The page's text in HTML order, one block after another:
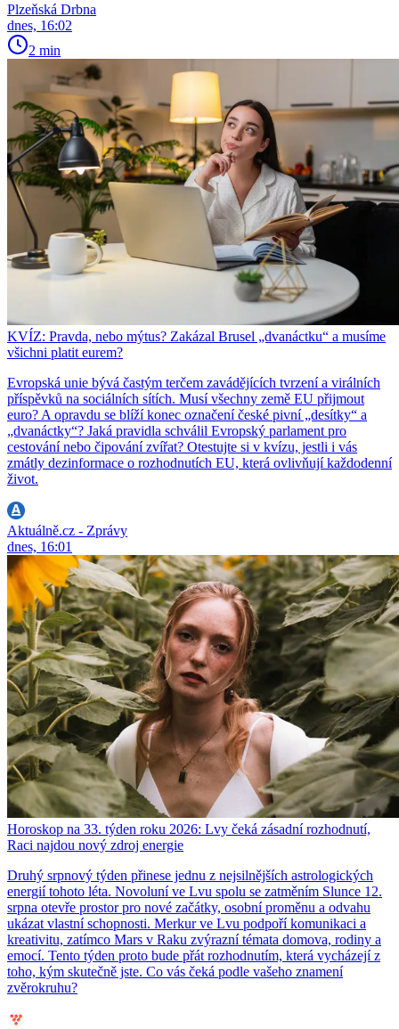
Plzeňská Drbna
dnes, 16:02
2 min
KVÍZ: Pravda, nebo mýtus? Zakázal Brusel „dvanáctku“ a musíme
všichni platit eurem?
Evropská unie bývá častým terčem zavádějících tvrzení a virálních
příspěvků na sociálních sítích. Musí všechny země EU přijmout
euro? A opravdu se blíží konec označení české pivní „desítky“ a
„dvanáctky“? Jaká pravidla schválil Evropský parlament pro
cestování nebo čipování zvířat? Otestujte si v kvízu, jestli i vás
zmátly dezinformace o rozhodnutích EU, která ovlivňují každodenní
život.
Aktuálně.cz - Zprávy
dnes, 16:01
Horoskop na 33. týden roku 2026: Lvy čeká zásadní rozhodnutí,
Raci najdou nový zdroj energie
Druhý srpnový týden přinese jednu z nejsilnějších astrologických
energií tohoto léta. Novoluní ve Lvu spolu se zatměním Slunce 12.
srpna otevře prostor pro nové začátky, osobní proměnu a odvahu
ukázat vlastní schopnosti. Merkur ve Lvu podpoří komunikaci a
kreativitu, zatímco Mars v Raku zvýrazní témata domova, rodiny a
emocí. Tento týden proto bude přát rozhodnutím, která vycházejí z
toho, kým skutečně jste. Co vás čeká podle vašeho znamení
zvěrokruhu?